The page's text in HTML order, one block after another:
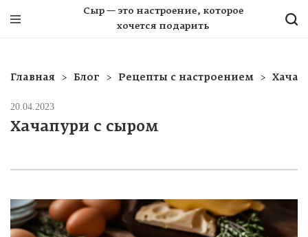
Сыр — это настроение, которое
хочется подарить
Главная Блог Рецепты с настроением
20.04.2023
Хачапури с сыром